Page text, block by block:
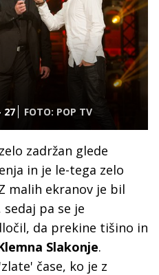
27 FOTO: POP TV
zadržan glede
in je le-tega zelo
malih ekranov je bil
pa se je
da prekine tišino in
Slakonje.
čase, ko je z